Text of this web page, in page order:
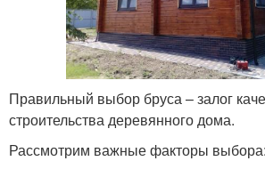
Правильный выбор бруса – залог
строительства деревянного дома.
Рассмотрим важные факторы выбора: